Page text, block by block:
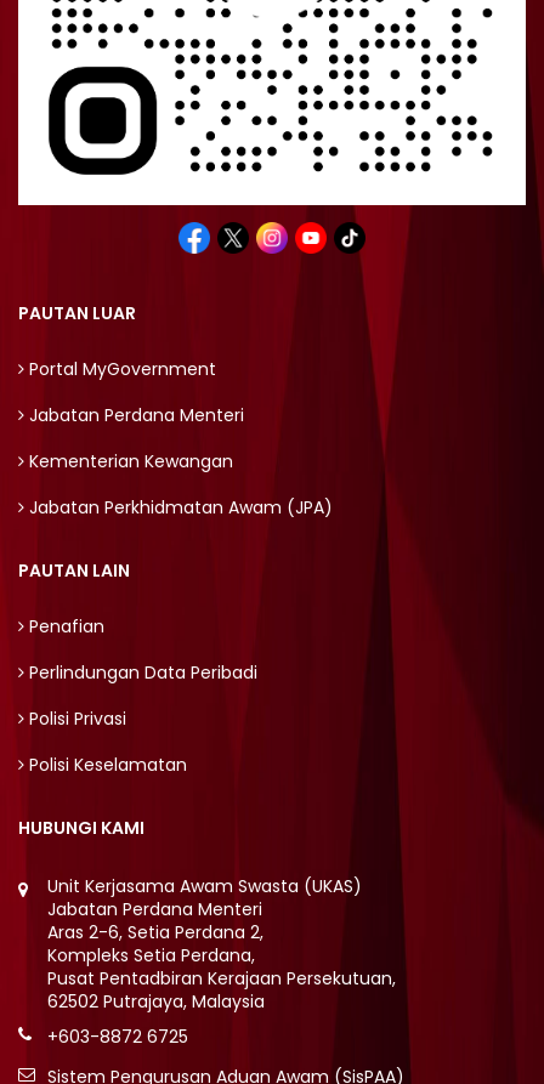
PAUTAN LUAR
Portal MyGovernment
Jabatan Perdana Menteri
Kementerian Kewangan
Jabatan Perkhidmatan Awam (JPA)
PAUTAN LAIN
Penafian
Perlindungan Data Peribadi
Polisi Privasi
Polisi Keselamatan
HUBUNGI KAMI
Unit Kerjasama Awam Swasta (UKAS)
Jabatan Perdana Menteri
Aras 2-6, Setia Perdana 2,
Kompleks Setia Perdana,
Pusat Pentadbiran Kerajaan Persekutuan,
62502 Putrajaya, Malaysia
+603-8872 6725
Sistem Pengurusan Aduan Awam (SisPAA)